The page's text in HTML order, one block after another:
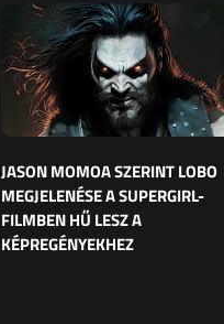
JASON MOMOA SZERINT LOBO
MEGJELENÉSE A SUPERGIRL-
FILMBEN HŰ LESZ A
KÉPREGÉNYEKHEZ